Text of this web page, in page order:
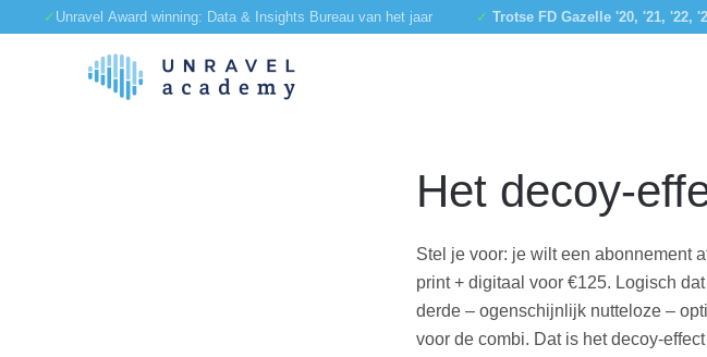
Skip to main content
✓ Unravel Award winning: Data & Insights Bureau van het jaar ✓ Trotse FD Gazelle '20, '21, '22,
Het decoy-
Stel je voor: je wilt een abonnement
print + digitaal voor €125. Logisch
derde – ogenschijnlijk nutteloze –
voor de combi. Dat is hetdecoy-effect